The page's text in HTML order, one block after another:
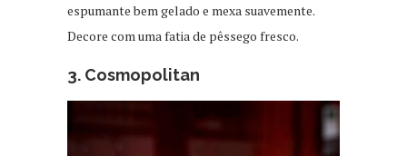
espumante bem gelado e mexa suavemente.
Decore com uma fatia de pêssego fresco.
3. Cosmopolitan